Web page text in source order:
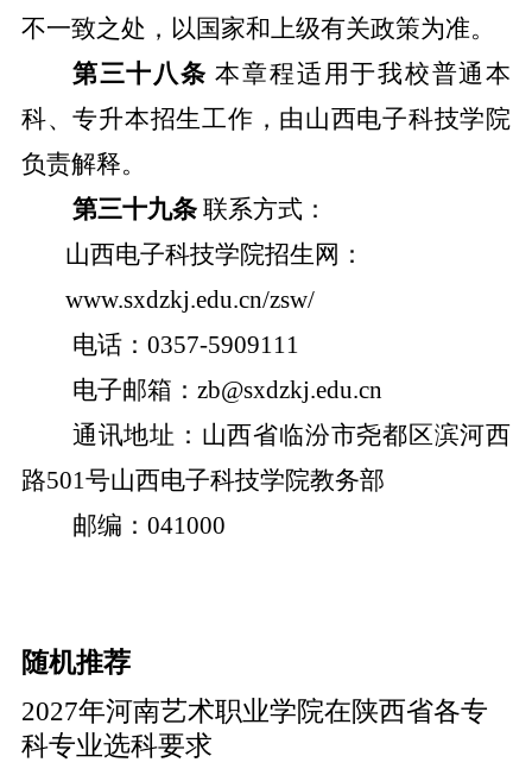
不一致之处，以国家和上级有关政策为准。
第三十八条本章程适用于我校普通本
科、专升本招生工作 ， 由山西电子科技学院
负责解释。
第三十九条 联系方式：
山西电子科技学院招生网：
www.sxdzkj.edu.cn/zsw/
电话： 0357-5909111
电子邮箱： zb@sxdzkj.edu.cn
通讯地址：山西省临汾市尧都区滨河西
路501号山西电子科技学院教务部
邮编： 041000
随机推荐
2027年河南艺术职业学院在陕西省各专
科专业选科要求